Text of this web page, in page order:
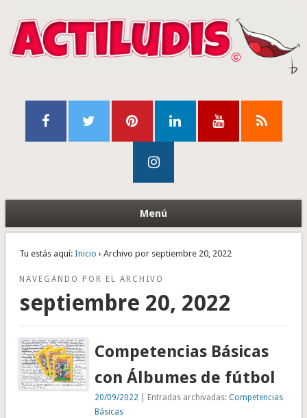
Menú
Tu estás aquí: Inicio › Archivo por septiembre 20, 2022
NAVEGANDO POR EL ARCHIVO
septiembre 20, 2022
Competencias Básicas
con Álbumes de fútbol
20/09/2022 | Entradas archivadas:Competencias
Básicas